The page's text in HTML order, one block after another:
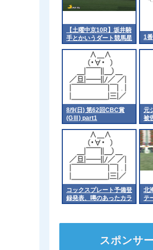
【土曜中京10R】坂井騎
手とかいうダート競馬星
人
1
8/9(日) 第62回CBC賞
(GⅢ) part1
元
被
コックスプレート予備登
録発表、噂のあったカラ
ンダガンは登録無しで再
北
テ
スポンサ